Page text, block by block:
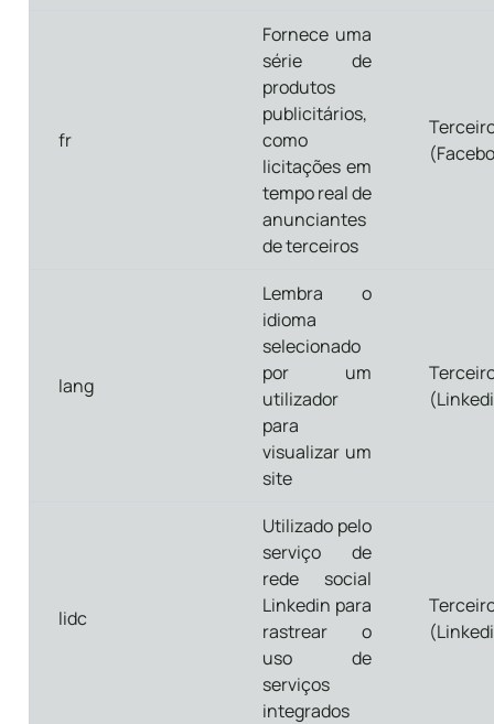
fr
Fornece uma
série de
produtos
publicitários,
como
licitações em
tempo real de
anunciantes
de terceiros
lang
Lembra o
idioma
selecionado
por um
utilizador
para
visualizar um
site
lidc
Utilizado pelo
serviço de
rede social
Linkedin para
rastrear o
uso de
serviços
integrados